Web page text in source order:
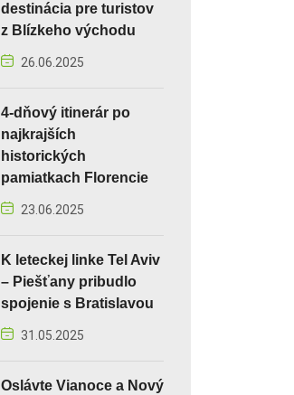
destinácia pre turistov
z Blízkeho východu
26.06.2025
4-dňový itinerár po
najkrajších
historických
pamiatkach Florencie
23.06.2025
K leteckej linke Tel Aviv
– Piešťany pribudlo
spojenie s Bratislavou
31.05.2025
Oslávte Vianoce a Nový